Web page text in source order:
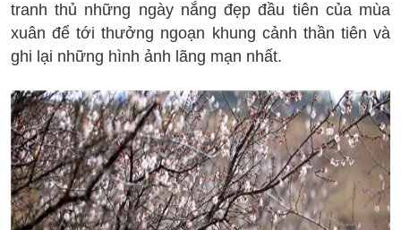
tranh thủ những ngày nắng đẹp đầu tiên của mùa
xuân để tới thưởng ngoạn khung cảnh thần tiên và
ghi lại những hình ảnh lãng mạn nhất.